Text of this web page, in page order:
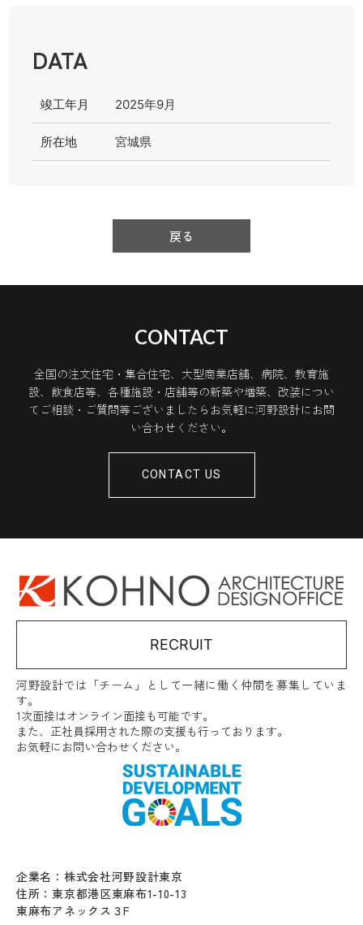
DATA
竣工年月 2025年9月
所在地 宮城県
戻る
CONTACT
全国の注文住宅・集合住宅、大型商業店舗、病院、教育施
設、飲食店等、各種施設・店舗等の新築や増築、改装につい
てご相談・ご質問等ございましたらお気軽に河野設計にお問
い合わせください。
CONTACT US
RECRUIT
河野設計では「チーム」として一緒に働く仲間を募集していま
す。
1次面接はオンライン面接も可能です。
また、正社員採用された際の支援も行っております。
お気軽にお問い合わせください。
企業名：株式会社河野設計東京
住所：東京都港区東麻布1-10-13
東麻布アネックス３F